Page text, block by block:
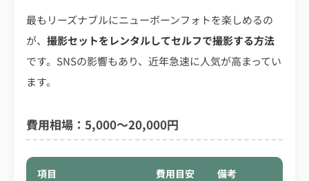
最もリーズナブルにニューボーンフォトを楽しめるの
が、 撮影セットをレンタルしてセルフで撮影する方法
です。SNSの影響もあり、近年急速に人気が高まってい
ます。
費用相場：5,000〜20,000円
項目 費用目安 備考